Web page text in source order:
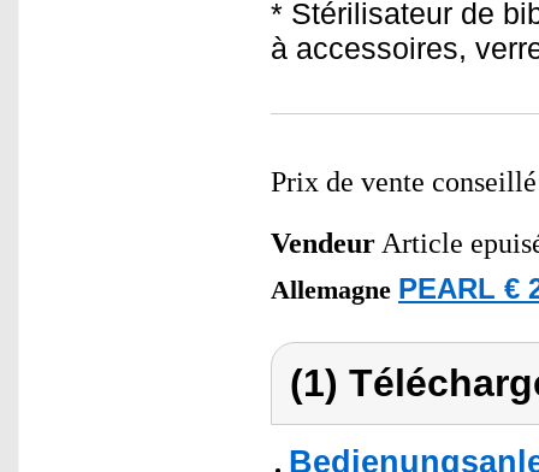
* Stérilisateur de
à accessoires,
Prix de vente
Vendeur Article
Allemagne PEARL €
(1)